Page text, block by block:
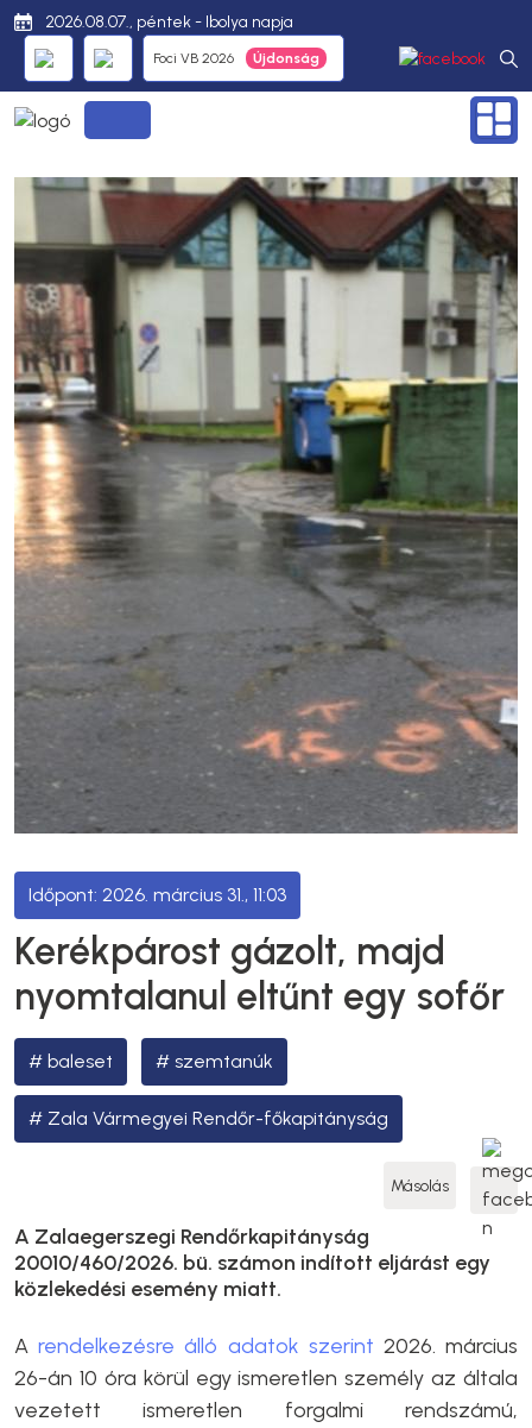
2026.08.07., péntek - Ibolya napja
Foci VB 2026
2026. március 31., 11:03
Kerékpárost gázolt, majd
nyomtalanul eltűnt egy sofőr
baleset szemtanúk
Zala Vármegyei Rendőr-főkapitányság
Másolás
A Zalaegerszegi Rendőrkapitányság
20010/460/2026. bü. számon indított eljárást egy
közlekedési esemény miatt.
Arendelkezésre álló adatok szerint 2026. március
26-án 10 óra körül egy ismeretlen személy az általa
vezetett ismeretlen forgalmi rendszámú,